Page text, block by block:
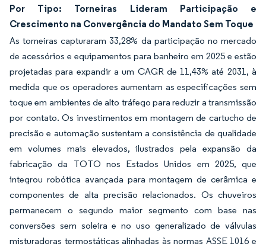
Por Tipo: Torneiras Lideram Participação e
Crescimento na Convergência do Mandato Sem Toque
As torneiras capturaram 33,28% da participação no mercado
de acessórios e equipamentos para banheiro em 2025 e estão
projetadas para expandir a um CAGR de 11,43% até 2031, à
medida que os operadores aumentam as especificações sem
toque em ambientes de alto tráfego para reduzir a transmissão
por contato. Os investimentos em montagem de cartucho de
precisão e automação sustentam a consistência de qualidade
em volumes mais elevados, ilustrados pela expansão da
fabricação da TOTO nos Estados Unidos em 2025, que
integrou robótica avançada para montagem de cerâmica e
componentes de alta precisão relacionados. Os chuveiros
permanecem o segundo maior segmento com base nas
conversões sem soleira e no uso generalizado de válvulas
misturadoras termostáticas alinhadas às normas ASSE 1016 e